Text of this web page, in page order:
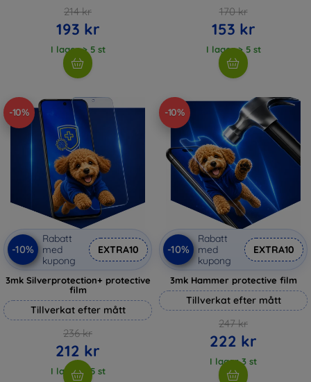
214 kr
193 kr
I lager > 5 st
170 kr
153 kr
I lager > 5 st
-10%
-10%
Rabatt
med
kupong
EXTRA10
3mk Silverprotection+ protective
film
Tillverkat efter mått
236 kr
212 kr
I lager > 5 st
-10%
-10%
Rabatt
med
kupong
EXTRA10
3mk Hammer protective film
Tillverkat efter mått
247 kr
222 kr
I lager 3 st